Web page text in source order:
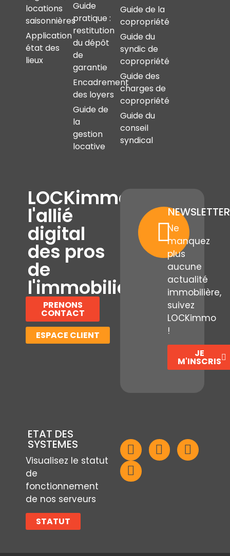
locations
saisonnières
Application
état des
lieux
Guide
pratique :
restitution
du dépôt
de
garantie
Encadrement
des loyers
Guide de
la
gestion
locative
Guide de la
copropriété
Guide du
syndic de
copropriété
Guide des
charges de
copropriété
Guide du
conseil
syndical
LOCKimmo,
l'allié
digital
des pros
de
l'immobilier
PRENONS
CONTACT
ESPACE CLIENT
NEWSLETTER
Ne
manquez
plus
aucune
actualité
immobilière,
suivez
LOCKimmo
!
JE
M'INSCRIS
ETAT DES
SYSTEMES
Visualisez le statut
de
fonctionnement
de nos serveurs
STATUT